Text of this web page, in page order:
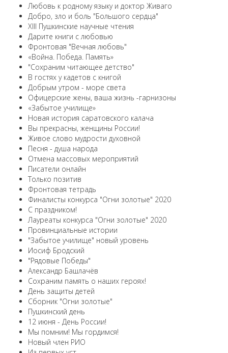
Любовь к родному языку и доктор Живаго
Добро, зло и боль "Большого сердца"
XIII Пушкинские научные чтения
Дарите книги с любовью
Фронтовая "Вечная любовь"
«Война. Победа. Память»
"Сохраним читающее детство"
В гостях у кадетов с книгой
Добрым утром - море света
Офицерские жены, ваша жизнь -гарнизоны
«Забытое училище»
Новая история саратовского калача
Вы прекрасны, женщины России!
Живое слово мудрости духовной
Песня - душа народа
Отмена массовых мероприятий
Писатели онлайн
Только позитив
Фронтовая тетрадь
Финалисты конкурса "Огни золотые" 2020
С праздником!
Лауреаты конкурса "Огни золотые" 2020
Провинциальные истории
"Забытое училище" новый уровень
Иосиф Бродский
"Рядовые Победы"
Александр Башлачёв
Сохраним память о наших героях!
День защиты детей
Сборник "Огни золотые"
Пушкинский день
12 июня - День России!
Мы помним! Мы гордимся!
Новый член РИО